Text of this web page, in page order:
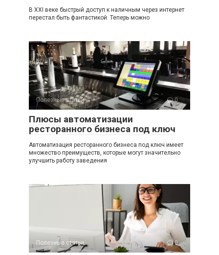
В XXI веке быстрый доступ к наличным через интернет
перестал быть фантастикой. Теперь можно
Полезные статьи 0
Плюсы автоматизации
ресторанного бизнеса под ключ
Автоматизация ресторанного бизнеса под ключ имеет
множество преимуществ, которые могут значительно
улучшить работу заведения
Полезные статьи 0